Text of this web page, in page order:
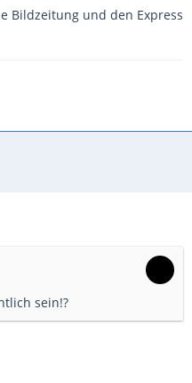
Bildzeitung und den Express
sein!?